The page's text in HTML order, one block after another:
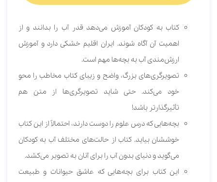
کتاب به کودکان آموزش می‌دهد قدر آب را بدانند و از
اهمیت آن آگاه شوند. ایران اقلیم خشکی دارد و آموزش
ارزش‌مندی آب به بچه‌ها مهم است.
تصویرگری‌های بزرگ، واضح و زیبای کتاب مخاطب را محوِ
خود می‌کند. حتی شاید تصویرگری‌ها از متن هم
تأثیرگذارتر باشد!
بچه‌هایی که درس علوم را دوست دارند، احتمالاً از این کتاب
خوششان بیاید. کتاب از حالت‌های مختلف آب به کودکان
می‌گوید و دنیای بدون آب را برای آنان به تصویر می‌کشد.
این کتاب برای بچه‌هایی که عاشق حیوانات و طبیعت